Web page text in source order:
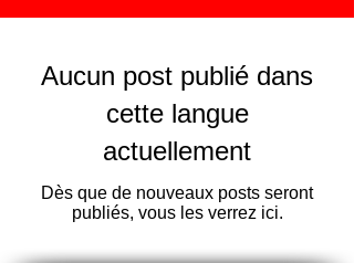
Aucun post publié dans
cette langue
actuellement
Dès que de nouveaux posts seront
publiés, vous les verrez ici.